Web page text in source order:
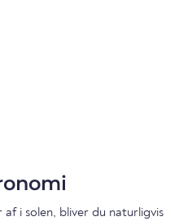
i solen, bliver du naturligvis